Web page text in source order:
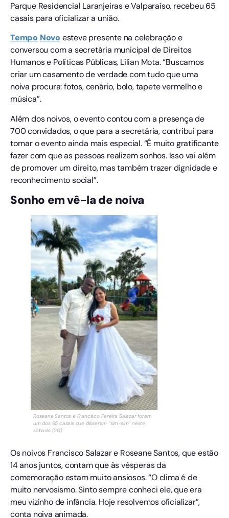
Parque Residencial Laranjeiras e Valparaíso, recebeu 65
casais para oficializar a união.
Tempo Novo esteve presente na celebração e
conversou com a secretária municipal de Direitos
Humanos e Políticas Públicas, Lilian Mota. “Buscamos
criar um casamento de verdade com tudo que uma
noiva procura: fotos, cenário, bolo, tapete vermelho e
música”.
Além dos noivos, o evento contou com a presença de
700 convidados, o que para a secretária, contribui para
tornar o evento ainda mais especial. “É muito gratificante
fazer com que as pessoas realizem sonhos. Isso vai além
de promover um direito, mas também trazer dignidade e
reconhecimento social”.
Sonho em vê-la de noiva
Roseane Santos e Francisco Pereira Salazar foram
um dos 65 casais que disseram “sim-sim” neste
sábado (20)
Os noivos Francisco Salazar e Roseane Santos, que estão
14 anos juntos, contam que às vésperas da
comemoração estam muito ansiosos. “O clima é de
muito nervosismo. Sinto sempre conheci ele, que era
meu vizinho de infância. Hoje resolvemos oficializar”,
conta noiva animada.